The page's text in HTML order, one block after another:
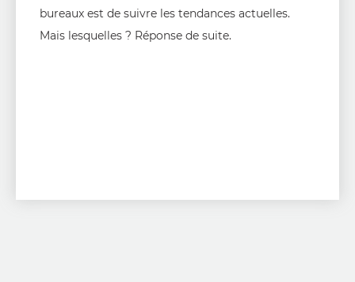
bureaux est de suivre les tendances actuelles.
Mais lesquelles ? Réponse de suite.